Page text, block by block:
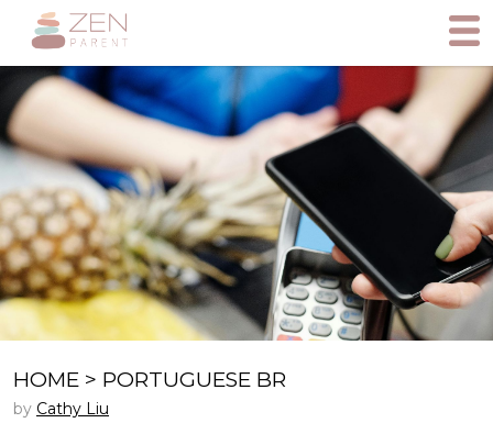
HOME > PORTUGUESE BR
by Cathy Liu